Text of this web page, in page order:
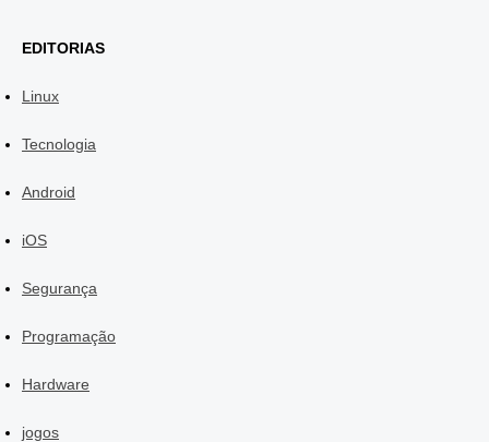
EDITORIAS
Linux
Tecnologia
Android
iOS
Segurança
Programação
Hardware
jogos